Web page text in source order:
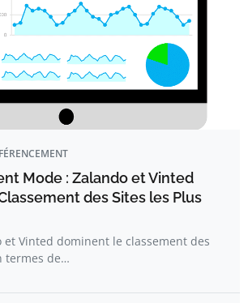
Mode : Zalando et Vinted
des Sites les Plus
et Vinted dominent le classement des
termes de…